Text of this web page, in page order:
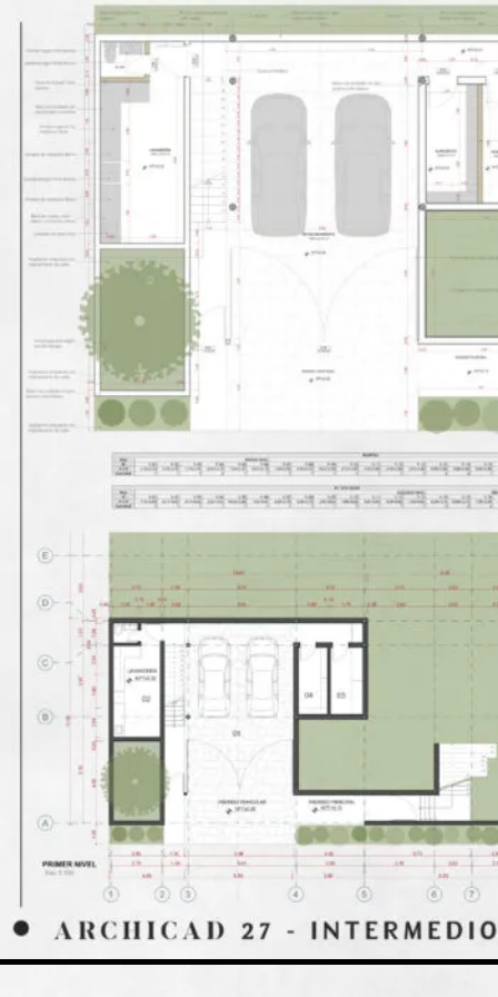
Zonas - Parte 2
Cuadro de Zonas
ID de Puertas y Ventanas
Cuadro de Puertas y Ventanas
Sobreescrituras – Parte 1
Sobreescrituras – Parte 2
Zonas en Volumetría – Parte 1
Zonas en Volumetría – Parte 2
Zonas en Volumetría – Parte 3
Perspectiva en Corte
Planos Llave
Diagrama de Láminas por Escala – Parte 1
Diagrama de Láminas por Escala – Parte 2
Cuantificación de Pintura